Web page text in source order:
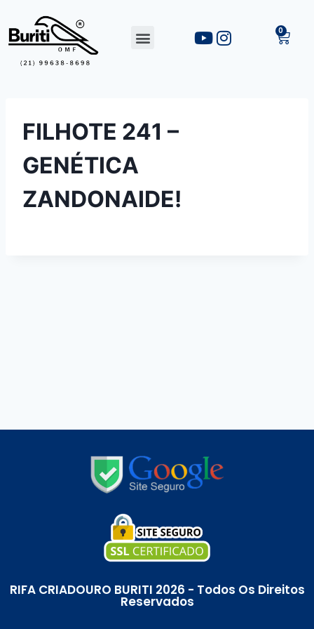
FILHOTE 241 –
GENÉTICA
ZANDONAIDE!
RIFA CRIADOURO BURITI 2026 - Todos Os Direitos
Reservados